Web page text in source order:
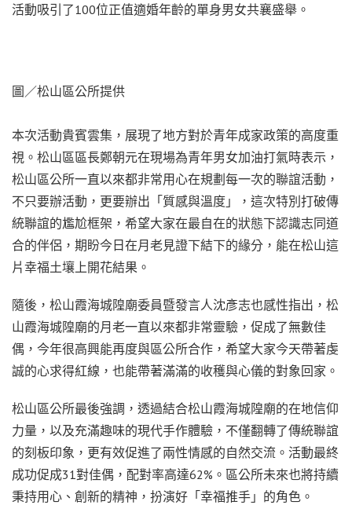
活動吸引了100位正值適婚年齡的單身男女共襄盛舉。
圖／松山區公所提供
本次活動貴賓雲集，展現了地方對於青年成家政策的高度重
視。松山區區長鄭朝元在現場為青年男女加油打氣時表示，
松山區公所一直以來都非常用心在規劃每一次的聯誼活動，
不只要辦活動，更要辦出「質感與溫度」，這次特別打破傳
統聯誼的尷尬框架，希望大家在最自在的狀態下認識志同道
合的伴侶，期盼今日在月老見證下結下的緣分，能在松山這
片幸福土壤上開花結果。
隨後，松山霞海城隍廟委員暨發言人沈彥志也感性指出，松
山霞海城隍廟的月老一直以來都非常靈驗，促成了無數佳
偶，今年很高興能再度與區公所合作，希望大家今天帶著虔
誠的心求得紅線，也能帶著滿滿的收穫與心儀的對象回家。
松山區公所最後強調，透過結合松山霞海城隍廟的在地信仰
力量，以及充滿趣味的現代手作體驗，不僅翻轉了傳統聯誼
的刻板印象，更有效促進了兩性情感的自然交流。活動最終
成功促成31對佳偶，配對率高達62%。區公所未來也將持續
秉持用心、創新的精神，扮演好「幸福推手」的角色。